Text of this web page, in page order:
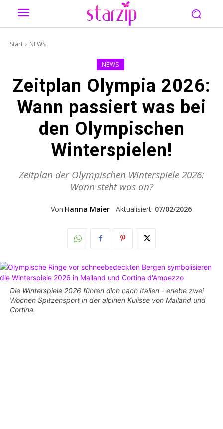
Start NEWS
NEWS
Zeitplan Olympia 2026:
Wann passiert was bei
den Olympischen
Winterspielen!
Zeitplan der Olympischen Winterspiele 2026:
Wann steht was an?
Von Hanna Maier Aktualisiert: 07/02/2026
Die Winterspiele 2026 führen dich nach Italien - erlebe zwei
Wochen Spitzensport in der alpinen Kulisse von Mailand und
Cortina.